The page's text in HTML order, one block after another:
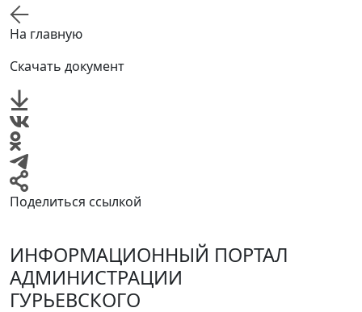
На главную
Скачать документ
Поделиться ссылкой
ИНФОРМАЦИОННЫЙ ПОРТАЛ
АДМИНИСТРАЦИИ
ГУРЬЕВСКОГО